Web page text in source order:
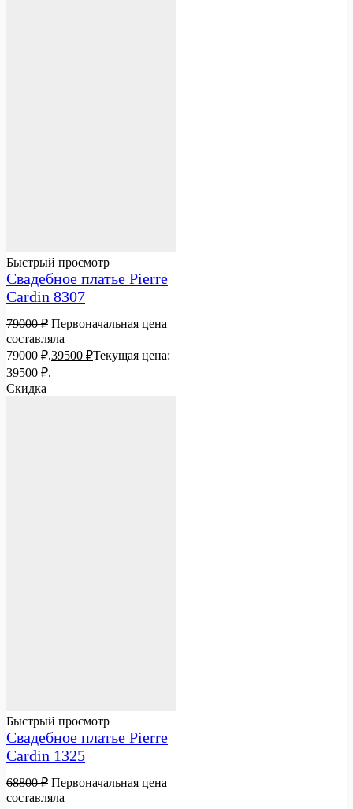
Быстрый просмотр
Свадебное платье Pierre
Cardin 8307
79000₽ Первоначальная цена
составляла
79000 ₽.39500 ₽Текущая цена:
39500 ₽.
Скидка
Быстрый просмотр
Свадебное платье Pierre
Cardin 1325
68800₽ Первоначальная цена
составляла